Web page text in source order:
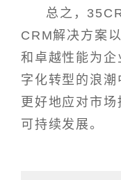
总之，
CRM解决方案
和卓越性能为企
字化转型的浪
更好地应对市
可持续发展。